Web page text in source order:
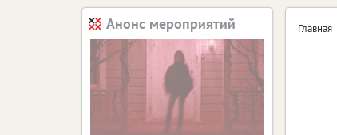
Главная
Анонс мероприятий